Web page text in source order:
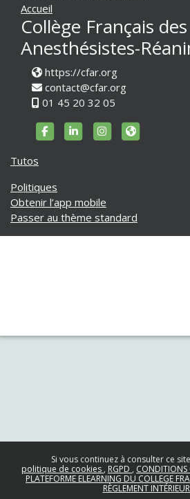
Si vous continuez à consulter ce
politique de cookies RGPD
CONDITIONS
PLATEFORME ELEARNING DU COLLEGE
RÈGLEMENT
Accueil
Collège Français des
Anesthésistes-
https://cfar.org
contact@cfar.org
01 45 20 32 05
https://https://https://
Tutos
Politiques
Obtenir l’app mobile
Passer au thème standard